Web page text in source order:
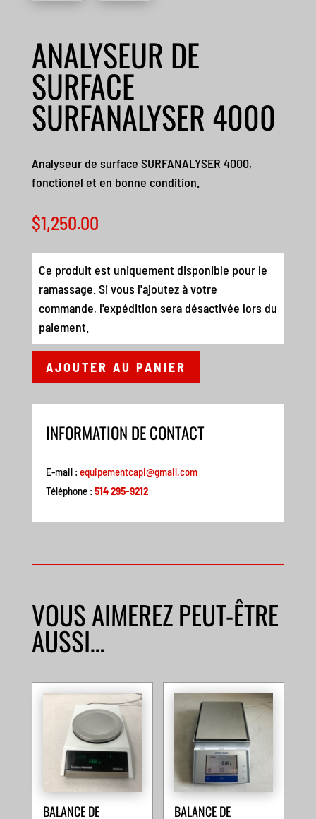
ANALYSEUR DE
SURFACE
SURFANALYSER 4000
Analyseur de surface SURFANALYSER 4000,
fonctionel et en bonne condition.
$1,250.00
Ce produit est uniquement disponible pour le
ramassage. Si vous l'ajoutez à votre
commande, l'expédition sera désactivée lors du
paiement.
AJOUTER AU PANIER
INFORMATION DE CONTACT
E-mail : equipementcapi@gmail.com
Téléphone : 514 295-9212
VOUS AIMEREZ PEUT-ÊTRE
AUSSI…
BALANCE DE BALANCE DE